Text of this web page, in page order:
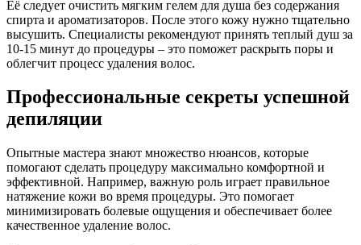
Её следует очистить мягким гелем для душа без содержания
спирта и ароматизаторов. После этого кожу нужно тщательно
высушить. Специалисты рекомендуют принять теплый душ за
10-15 минут до процедуры – это поможет раскрыть поры и
облегчит процесс удаления волос.
Профессиональные секреты успешной
депиляции
Опытные мастера знают множество нюансов, которые
помогают сделать процедуру максимально комфортной и
эффективной. Например, важную роль играет правильное
натяжение кожи во время процедуры. Это помогает
минимизировать болевые ощущения и обеспечивает более
качественное удаление волос.